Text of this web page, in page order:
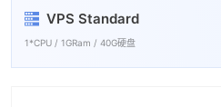
VPS Standard
1*CPU / 1GRam / 40G硬盘